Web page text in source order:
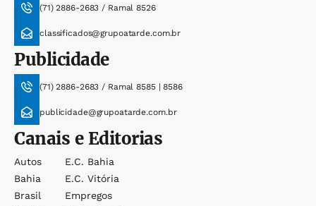
(71) 2886-2683 / Ramal 8526
classificados@grupoatarde.com.br
Publicidade
(71) 2886-2683 / Ramal 8585 | 8586
publicidade@grupoatarde.com.br
Canais e Editorias
Autos
Bahia
Brasil
E.c. Bahia
E.c. Vitória
Empregos